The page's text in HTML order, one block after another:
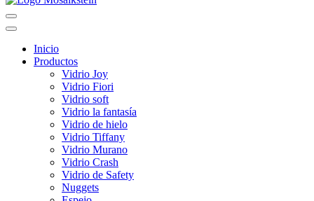
Inicio
Productos
Vidrio Joy
Vidrio Fiori
Vidrio soft
Vidrio la fantasía
Vidrio de hielo
Vidrio Tiffany
Vidrio Murano
Vidrio Crash
Vidrio de Safety
Nuggets